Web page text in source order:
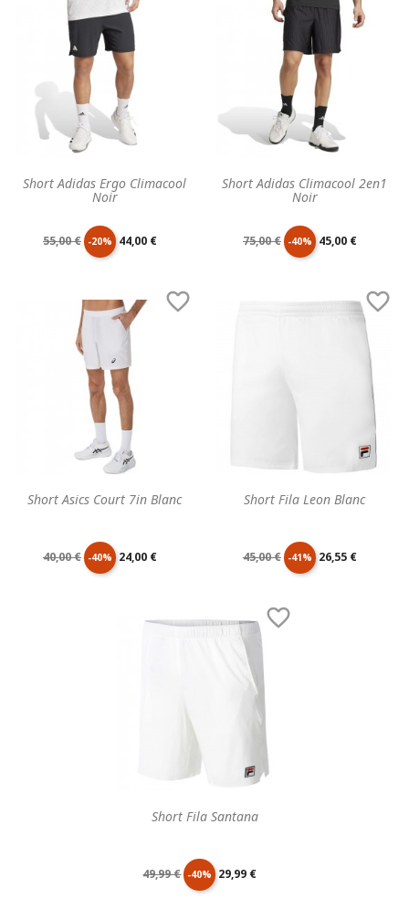
base
Short Adidas Ergo Climacool
Noir
Prix
55,00 € -20% Prix
44,00 €
Short Adidas Climacool 2en1
Noir
Prix
75,00 € -40% Prix
45,00 €
Short Asics Court 7in Blanc

Prix
40,00 € -40% Prix
24,00 €
Short Fila Leon Blanc

Prix
base
45,00 € -41% Prix
26,55 €
Short Fila Santana

Prix
49,99 € -40% Prix
29,99 €